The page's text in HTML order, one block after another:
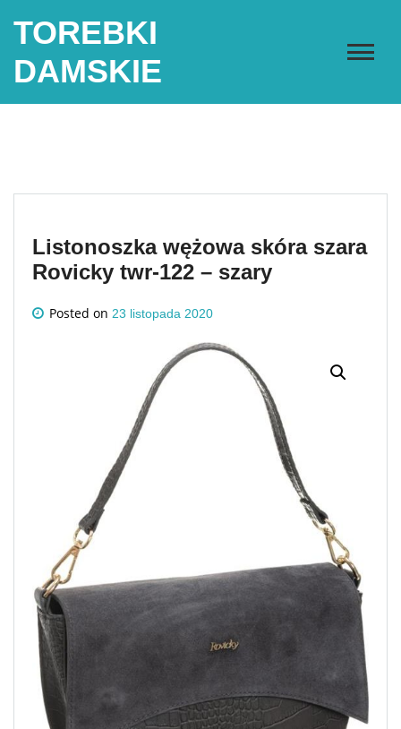
TOREBKI
DAMSKIE
Listonoszka wężowa skóra szara
Rovicky twr-122 – szary
Posted on 23 listopada 2020